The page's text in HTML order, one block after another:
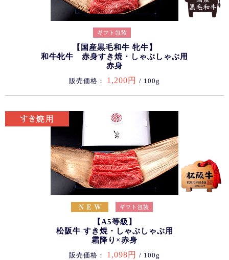
【国産黒毛和牛 牝牛】
和牛牝牛 赤身すき焼・しゃぶしゃぶ用
赤身
販売価格： 1,200円 / 100g
【A5等級】
松阪牛 すき焼・しゃぶしゃぶ用
霜降り×赤身
販売価格： 1,098円 / 100g